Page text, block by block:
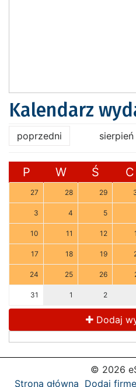
Kalendarz
poprzedni
P W Ś C
27 28 29
3 4 5
10 11 12
17 18 19
24 25 26
31 1 2
Dodaj
© 2026
Strona główna Dodaj